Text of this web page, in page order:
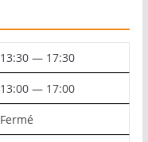
13:30 — 17:30
13:00 — 17:00
Fermé